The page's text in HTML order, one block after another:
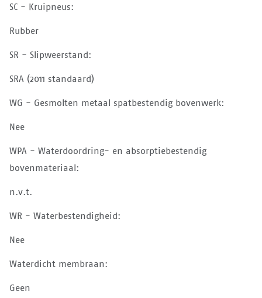
SC - Kruipneus:
Rubber
SR - Slipweerstand:
SRA (2011 standaard)
WG - Gesmolten metaal spatbestendig bovenwerk:
Nee
WPA - Waterdoordring- en absorptiebestendig
bovenmateriaal:
n.v.t.
WR - Waterbestendigheid:
Nee
Waterdicht membraan:
Geen